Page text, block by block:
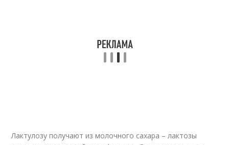
Лактулозу получают из молочного сахара – лактозы